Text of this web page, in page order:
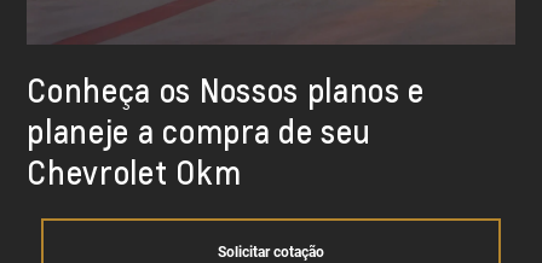
Conheça os Nossos planos e
planeje a compra de seu
Chevrolet Okm
Solicitar cotação